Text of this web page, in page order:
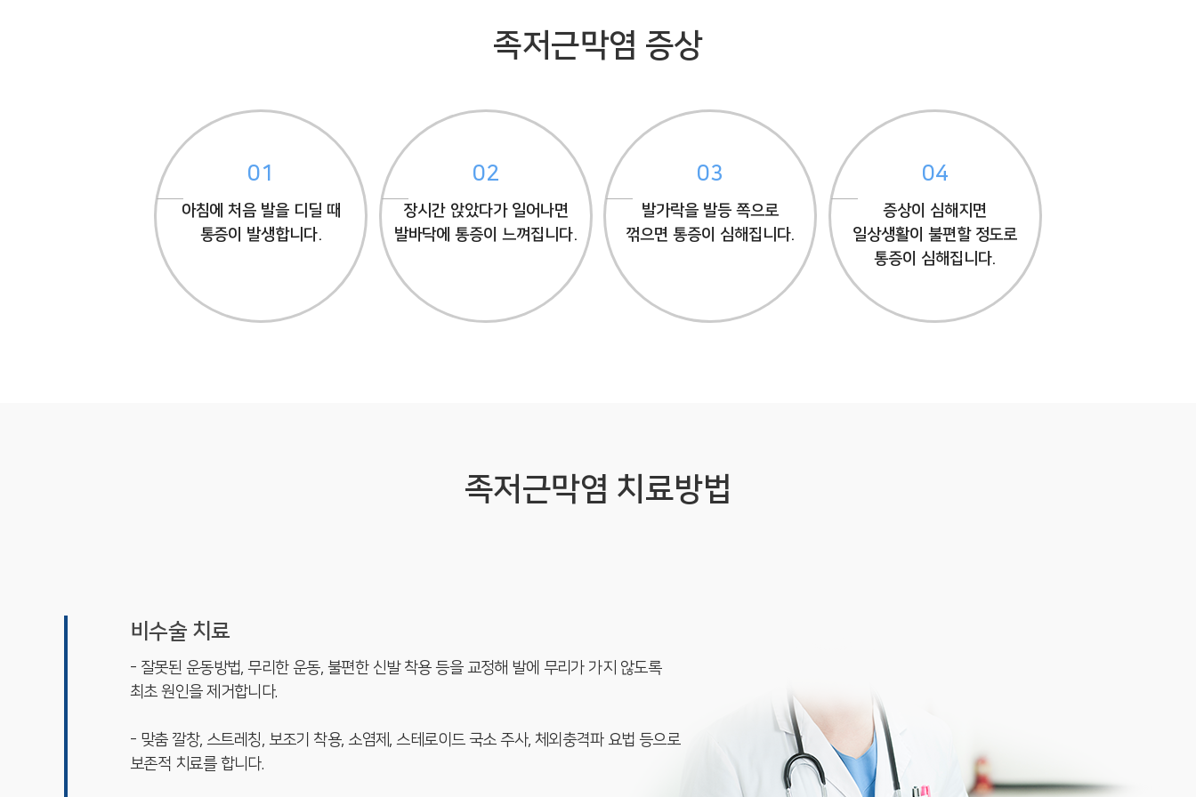
족저근막염 증상
01
아침에 처음 발을 디딜 때
통증이 발생합니다.
02
장시간 앉았다가 일어나면
발바닥에 통증이 느껴집니다.
03
발가락을 발등 쪽으로
꺾으면 통증이 심해집니다.
04
증상이 심해지면
일상생활이 불편할 정도로
통증이 심해집니다.
족저근막염 치료방법
비수술 치료
- 잘못된 운동방법, 무리한 운동, 불편한 신발 착용 등을 교정해 발에 무리가 가지 않도록
최초 원인을 제거합니다.
- 맞춤 깔창, 스트레칭, 보조기 착용, 소염제, 스테로이드 국소 주사, 체외충격파 요법 등으로
보존적 치료를 합니다.